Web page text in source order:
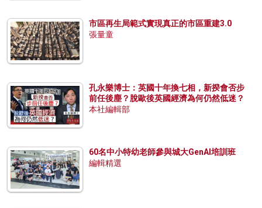
市區再生局範式實現真正的市區重建3.0
張量童
孔永樂博士：英國十年換七相，新揆會否步
前任後塵？脫歐後英國經濟為何仍然低迷？
本社編輯部
60名中小特幼老師參與城大GenAI培訓班
編輯精選